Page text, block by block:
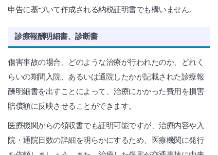
申告に基づいて作成される納税証明書でも構いません。
診療報酬明細書、診断書
傷害事故の場合、どのような治療が行われたのか、どれく
らいの期間入院、あるいは通院したかが記載された診療報
酬明細書を出すことによって、治療にかかった費用を損害
賠償額に反映させることができます。
医療機関からの領収書でも証明可能ですが、治療内容や入
院・通院日数の詳細を明らかにするため、医療機関に発行